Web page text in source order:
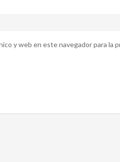
y web en este navegador para la